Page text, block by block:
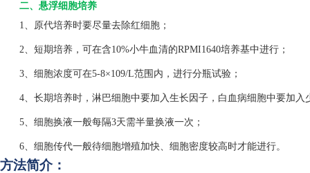
二、悬浮细胞培养
1、原代培养时要尽量去除红细胞；
2、短期培养，可在含10%小牛血清的RPMI1640培养基中进行；
3、细胞浓度可在5-8×109/L范围内，进行分瓶试验；
4、长期培养时，淋巴细胞中要加入生长因子，白血病细胞中要加入
5、细胞换液一般每隔3天需半量换液一次；
6、细胞传代一般待细胞增殖加快、细胞密度较高时才能进行。
方法简介：